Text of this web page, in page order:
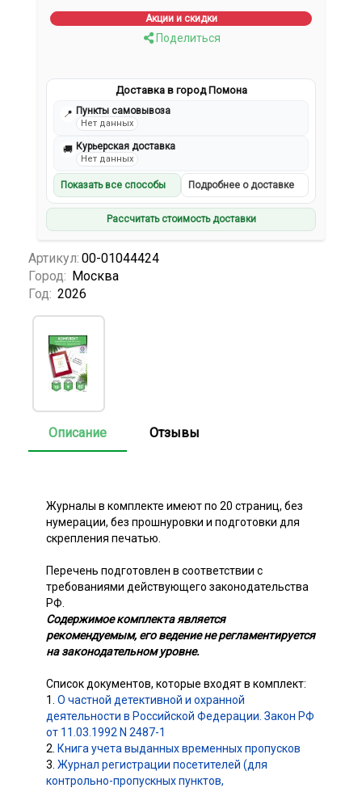
Акции и скидки
Поделиться
Доставка в город Помона
📍 Пункты самовывоза
Нет данных
🚚 Курьерская доставка
Нет данных
Показать все способы Подробнее о доставке
Рассчитать стоимость доставки
Артикул: 00-01044424
Город: Москва
Год: 2026
Описание Отзывы
Журналы в комплекте имеют по 20 страниц, без
нумерации, без прошнуровки и подготовки для
скрепления печатью.
Перечень подготовлен в соответствии с
требованиями действующего законодательства
РФ.
Содержимое комплекта является
рекомендуемым, его ведение не регламентируется
на законодательном уровне.
Список документов, которые входят в комплект:
1. О частной детективной и охранной
деятельности в Российской Федерации. Закон РФ
от 11.03.1992 N 2487-1
2. Книга учета выданных временных пропусков
3. Журнал регистрации посетителей (для
контрольно-пропускных пунктов,